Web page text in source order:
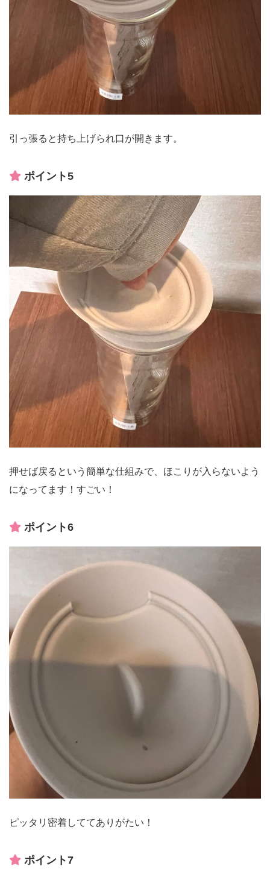
引っ張ると持ち上げられ口が開きます。
ポイント5
押せば戻るという簡単な仕組みで、ほこりが入らないよう
になってます！すごい！
ポイント6
ピッタリ密着しててありがたい！
ポイント7